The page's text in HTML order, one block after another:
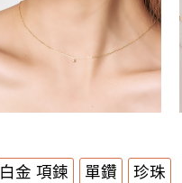
白金 項鍊 單鑽 珍珠